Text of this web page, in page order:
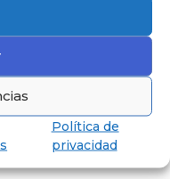
Política de
privacidad